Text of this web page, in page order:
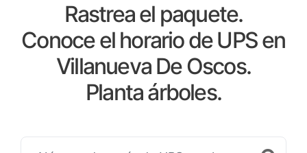
Rastrea el paquete.
Conoce el horario de UPS en
Villanueva De Oscos.
Planta árboles.